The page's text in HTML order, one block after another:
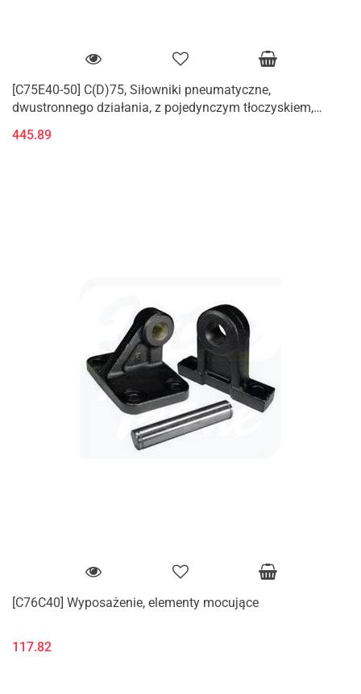
[C75E40-50] C(D)75, Siłowniki pneumatyczne,
dwustronnego działania, z pojedynczym tłoczyskiem,
445.89
[C76C40] Wyposażenie, elementy mocujące
117.82